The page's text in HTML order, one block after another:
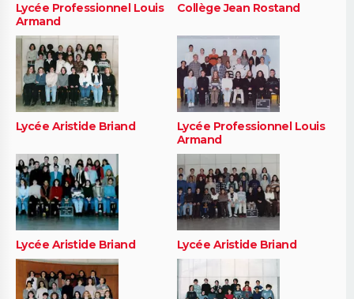
Lycée Professionnel Louis
Armand
Collège Jean Rostand
Lycée Aristide Briand
Lycée Professionnel Louis
Armand
Lycée Aristide Briand Lycée Aristide Briand